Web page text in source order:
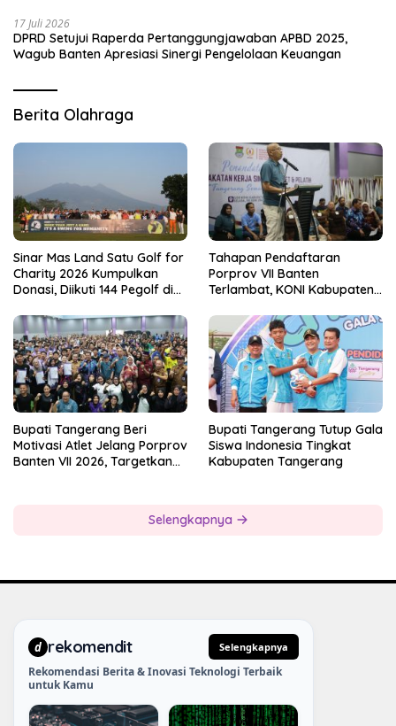
17 Juli 2026
DPRD Setujui Raperda Pertanggungjawaban APBD 2025,
Wagub Banten Apresiasi Sinergi Pengelolaan Keuangan
Berita Olahraga
Sinar Mas Land Satu Golf for
Charity 2026 Kumpulkan
Donasi, Diikuti 144 Pegolf di
Tahapan Pendaftaran
Porprov VII Banten
Terlambat, KONI Kabupaten
Kesiapan Panitia
Bupati Tangerang Beri
Motivasi Atlet Jelang Porprov
Banten VII 2026, Targetkan
Bupati Tangerang Tutup Gala
Siswa Indonesia Tingkat
Kabupaten Tangerang
Selengkapnya
d rekomendit Selengkapnya
Rekomendasi Berita & Inovasi Teknologi Terbaik
untuk Kamu